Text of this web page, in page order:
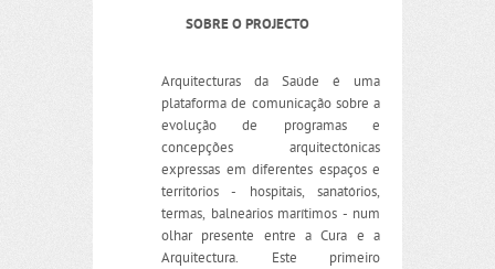
SOBRE O PROJECTO
Arquitecturas da Saúde é uma
plataforma de comunicação sobre a
evolução de programas e
concepções arquitectónicas
expressas em diferentes espaços e
territórios - hospitais, sanatórios,
termas, balneários marítimos - num
olhar presente entre a Cura e a
Arquitectura. Este primeiro